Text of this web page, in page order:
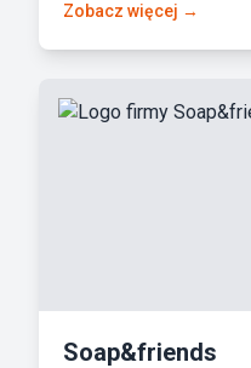
Zobacz więcej →
Soap&friends